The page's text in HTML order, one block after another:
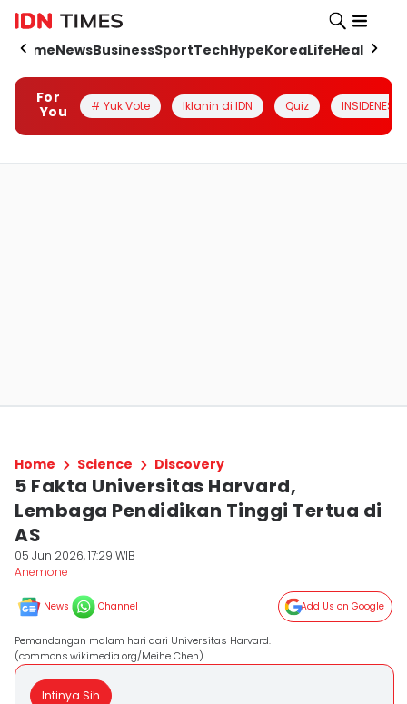
HomeNewsBusinessSportTechHypeKoreaLifeHealth
For
You
# Yuk Vote Iklanin di IDN Quiz INSIDENESIA
Home Science Discovery
5 Fakta Universitas Harvard,
Lembaga Pendidikan Tinggi Tertua di
AS
05 Jun 2026, 17:29 WIB
Anemone
News Channel Add Us on Google
Pemandangan malam hari dari Universitas Harvard.
(commons.wikimedia.org/Meihe Chen)
Intinya Sih